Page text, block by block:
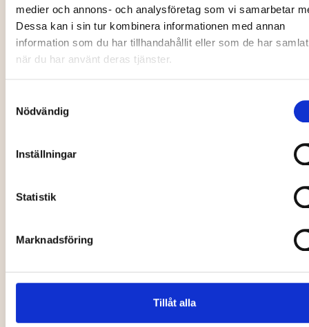
medier och annons- och analysföretag som vi samarbetar
Dessa kan i sin tur kombinera informationen med annan
information som du har tillhandahållit eller som de har
när du har använt deras tjänster.
Nödvändig
Inställningar
Statistik
Marknadsföring
Tillåt alla
16 Sep
Prova på att
dreja
Toussaint Chiza
19 Sep